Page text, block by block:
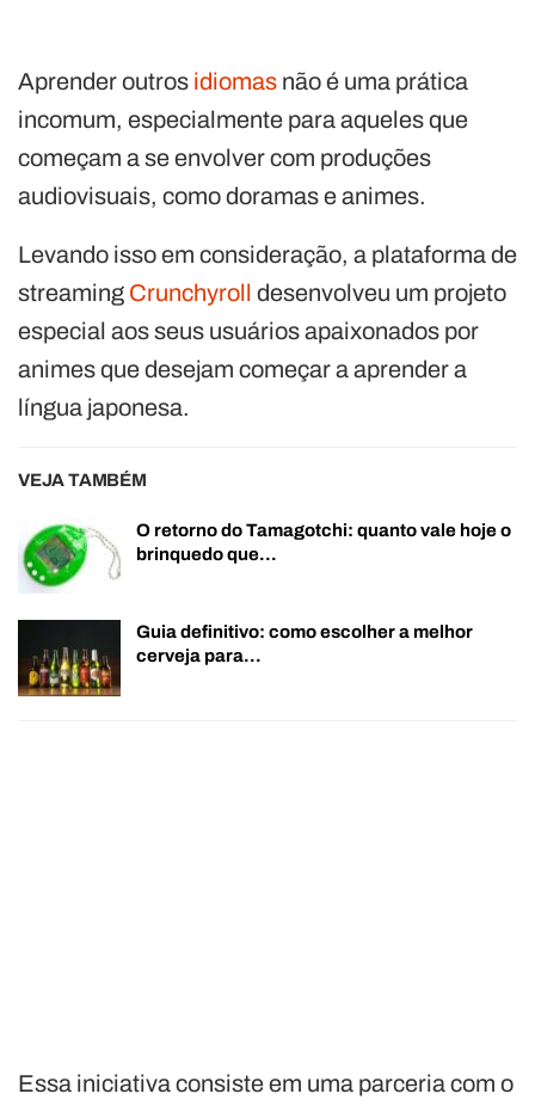
Aprender outros idiomas não é uma prática
incomum, especialmente para aqueles que
começam a se envolver com produções
audiovisuais, como doramas e animes.
Levando isso em consideração, a plataforma de
streaming Crunchyroll desenvolveu um projeto
especial aos seus usuários apaixonados por
animes que desejam começar a aprender a
língua japonesa.
VEJA TAMBÉM
O retorno do Tamagotchi: quanto vale hoje o
brinquedo que…
Guia definitivo: como escolher a melhor
cerveja para…
Essa iniciativa consiste em uma parceria com o